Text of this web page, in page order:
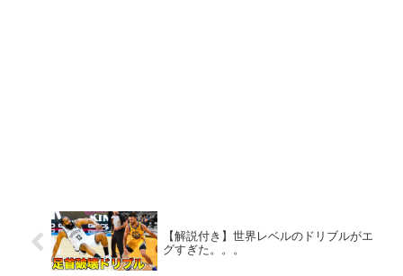
【解説付き】世界レベルのドリブルがエ
グすぎた。。。